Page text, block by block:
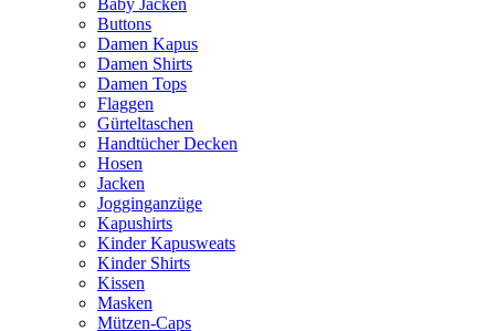
Buttons
Damen Kapus
Damen Shirts
Damen Tops
Flaggen
Gürteltaschen
Handtücher Decken
Hosen
Jacken
Jogginganzüge
Kapushirts
Kinder Kapusweats
Kinder Shirts
Kissen
Masken
Mützen-Caps